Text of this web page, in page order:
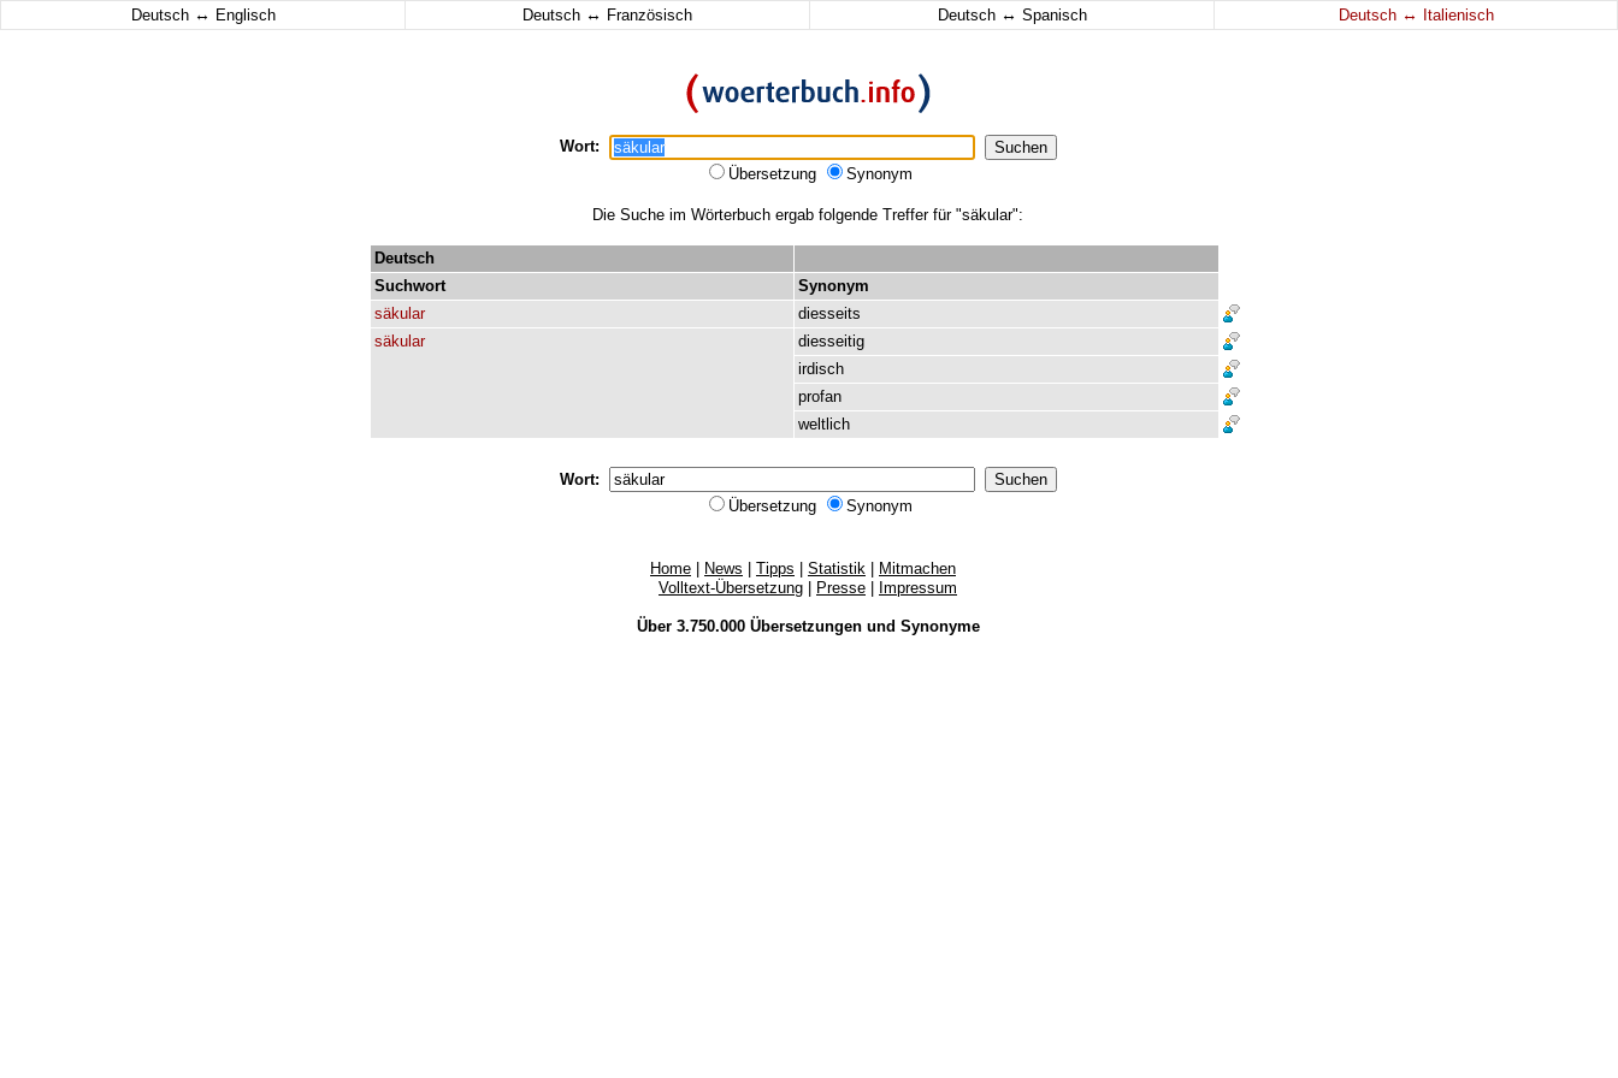
Deutsch ↔ Englisch Deutsch ↔ Französisch Deutsch ↔ Spanisch Deutsch ↔ Italienisch
Wort:
Übersetzung
Synonym
Die Suche im Wörterbuch ergab folgende Treffer für "säkular":
Deutsch
Suchwort
Synonym
säkular
diesseits
säkular
diesseitig
irdisch
profan
weltlich
Wort:
Übersetzung
Synonym
Home News Tipps Statistik
Mitmachen
Volltext-Übersetzung
Presse Impressum
Über 3.750.000 Übersetzungenund Synonyme